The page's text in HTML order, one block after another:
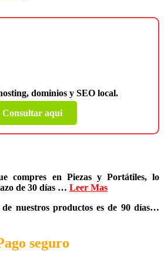
dominios y SEO local.
Consultar aqui
compres en Piezas y Portátiles, lo
de 30 días … Leer Mas
nuestros productos es de 90 días…
seguro